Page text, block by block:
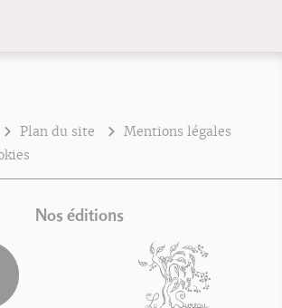
Plan du site
Mentions légales
Nos éditions